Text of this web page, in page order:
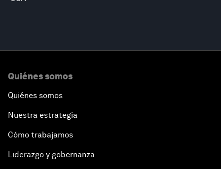
Quiénes somos
Quiénes somos
Nuestra estrategia
Cómo trabajamos
Liderazgo y gobernanza